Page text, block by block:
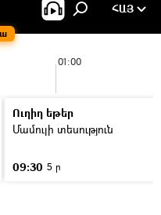
ՀԱՅ
01:00
Ուղիղ եթեր
Մամուլի տեսություն
09:30 5 ր